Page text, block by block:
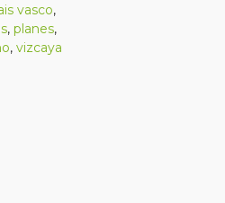
vasco,
, planes,
, vizcaya